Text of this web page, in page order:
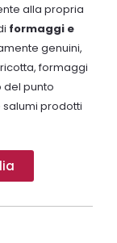
alla propria
formaggi e
genuini,
formaggi
del punto
salumi prodotti